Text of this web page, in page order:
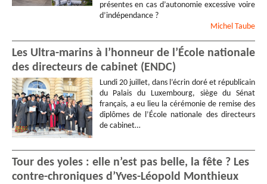
présentes en cas d’autonomie excessive voire
d’indépendance ?
Michel Taube
Les Ultra-marins à l’honneur de l’École nationale
des directeurs de cabinet (ENDC)
Lundi 20 juillet, dans l’écrin doré et républicain
du Palais du Luxembourg, siège du Sénat
français, a eu lieu la cérémonie de remise des
diplômes de l’École nationale des directeurs
de cabinet…
Tour des yoles : elle n’est pas belle, la fête ? Les
contre-chroniques d’Yves-Léopold Monthieux